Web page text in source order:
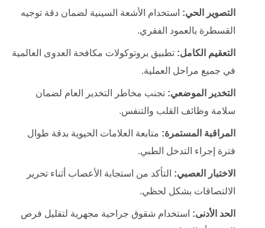
التصوير الحي: استخدام الأشعة السينية لضمان دقة توجيه
القسطرة بالعمود الفقري.
التعقيم الكامل: تطبيق بروتوكولات مكافحة العدوى العالمية
في جميع مراحل العملية.
التخدير الموضعي: تجنب مخاطر التخدير العام لضمان
سلامة وظائف القلب والتنفس.
المراقبة المستمرة: متابعة العلامات الحيوية بدقة طوال
فترة إجراء التدخل الطبي.
الاختبار العصبي: التأكد من استجابة الأعصاب أثناء تحرير
الالتصاقات بشكل لحظي.
الحد الأدنى: استخدام شقوق جراحية مجهرية لتقليل فرص